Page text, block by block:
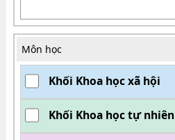
Môn học
Khối Khoa học xã hội
Khối Khoa học tự nhiên